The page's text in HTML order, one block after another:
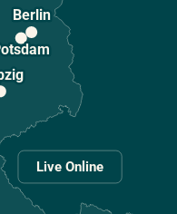
Berlin
Live Online